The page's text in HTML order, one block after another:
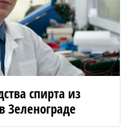
спирта из
Зеленограде